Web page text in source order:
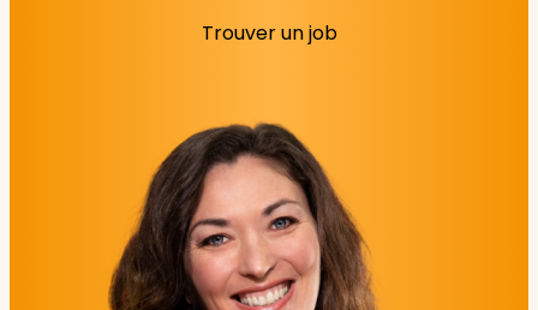
Trouver un job